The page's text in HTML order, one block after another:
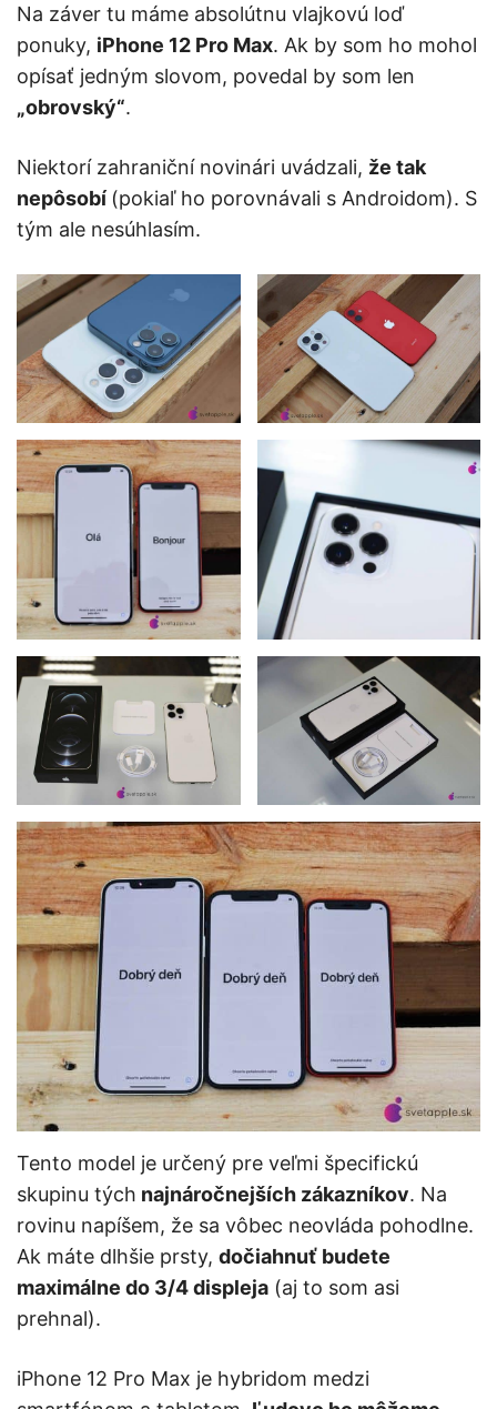
Na záver tu máme absolútnu vlajkovú loď
ponuky, iPhone 12 Pro Max. Ak by som ho mohol
opísať jedným slovom, povedal by som len
„obrovský“.
Niektorí zahraniční novinári uvádzali, že tak
nepôsobí (pokiaľ ho porovnávali s Androidom). S
tým ale nesúhlasím.
Tento model je určený pre veľmi špecifickú
skupinu tých najnáročnejších zákazníkov. Na
rovinu napíšem, že sa vôbec neovláda pohodlne.
Ak máte dlhšie prsty, dočiahnuť budete
maximálne do 3/4 displeja (aj to som asi
prehnal).
iPhone 12 Pro Max je hybridom medzi